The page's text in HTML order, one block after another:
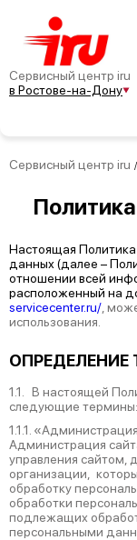
Сервисный центр iru
в Ростове-на-Дону
Сервисный центр iru /
Политика
Настоящая
данных (далее –
отношении всей
расположенный на
servicecenter.ru/ ,
использования.
ОПРЕДЕЛЕНИЕ
1.1. В настоящей
следующие термины:
1.1.1.
Администрация
управления сайтом,
организации,
обработку
обработки
подлежащих
персональными